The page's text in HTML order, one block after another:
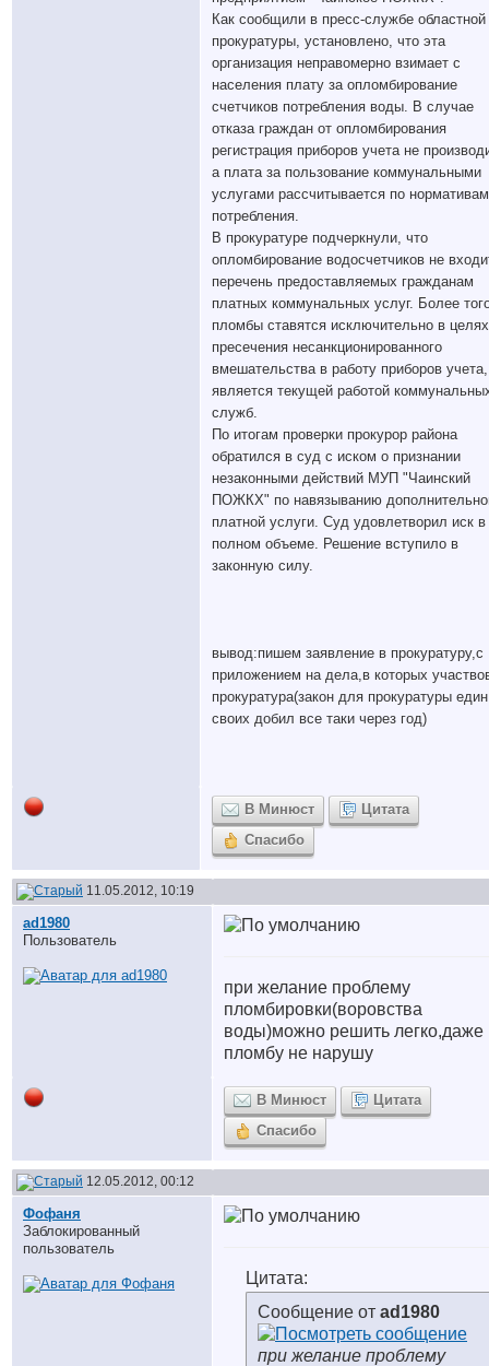
Как сообщили в пресс-службе областной
прокуратуры, установлено, что эта
организация неправомерно взимает с
населения плату за опломбирование
счетчиков потребления воды. В случае
отказа граждан от опломбирования
регистрация приборов учета не
а плата за пользование коммунальными
услугами рассчитывается по нормативам
потребления.
В прокуратуре подчеркнули, что
опломбирование водосчетчиков не
перечень предоставляемых гражданам
платных коммунальных услуг. Более
пломбы ставятся исключительно в целях
пресечения несанкционированного
вмешательства в работу приборов
является текущей работой
служб.
По итогам проверки прокурор района
обратился в суд с иском о признании
незаконными действий МУП "Чаинский
ПОЖКХ" по навязыванию
платной услуги. Суд удовлетворил иск в
полном объеме. Решение вступило в
законную силу.
вывод:пишем заявление в прокуратуру,с
приложением на дела,в которых
прокуратура(закон для прокуратуры
своих добил все таки через год)
В Минюст
Цитата
Спасибо
11.05.2012, 10:19
ad1980
Пользователь
при желание проблему
пломбировки(воровства
воды)можно решить легко,даже
пломбу не нарушу
В Минюст
Цитата
Спасибо
12.05.2012, 00:12
Фофаня
Заблокированный
пользователь
Цитата:
Сообщение от ad1980
при желание проблему